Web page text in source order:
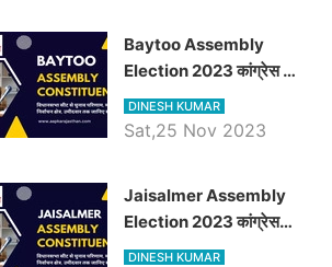
Baytoo Assembly
Election 2023 कांग्रेस से
हरीश चौधरी तो बालाराम मुंड होंगे
भाजपा उम्मीदवार, जानिये बायतू
DINESH KUMAR
Sat,25 Nov 2023
​​​​​​​Jaisalmer Assembly
Election 2023 कांग्रेस
रूपा राम मेघवाल तो छोटु सिंह
DINESH KUMAR